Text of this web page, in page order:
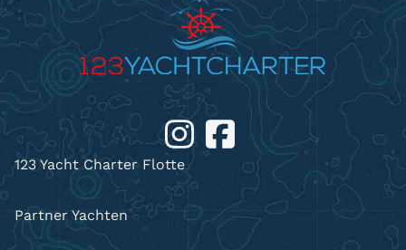
123 Yacht Charter Flotte
Partner Yachten